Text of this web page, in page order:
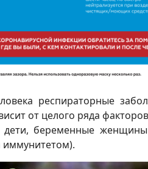
респираторные
от целого ряда
беременные
иммунитетом).